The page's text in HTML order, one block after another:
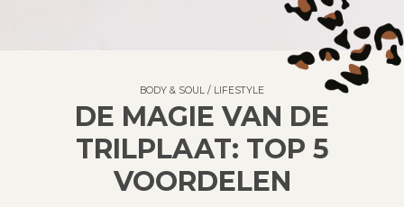
BODY & SOUL / LIFESTYLE
DE MAGIE VAN DE
TRILPLAAT: TOP 5
VOORDELEN